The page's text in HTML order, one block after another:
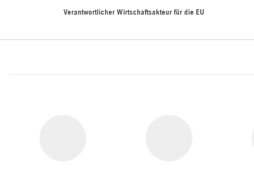
Verantwortlicher Wirtschaftsakteur für die EU